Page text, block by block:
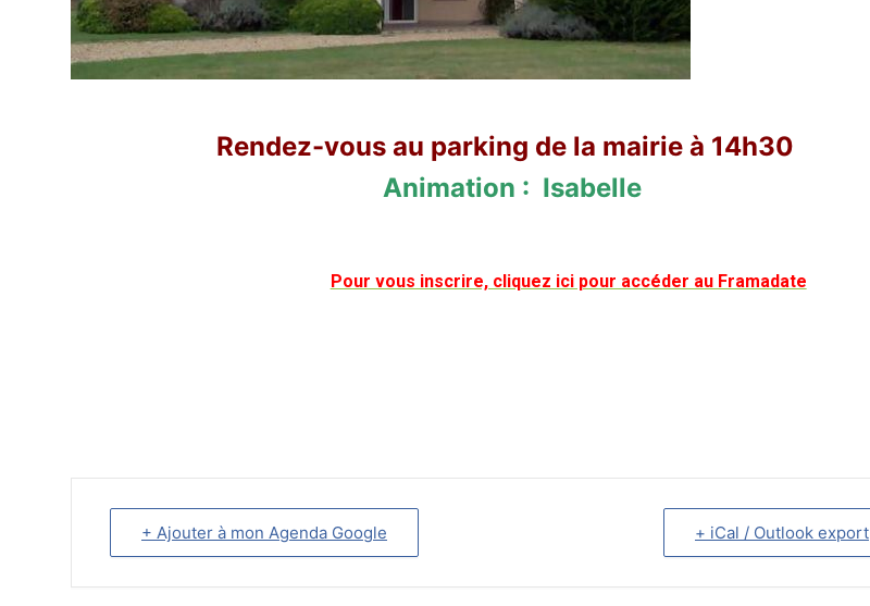
Rendez-vous au parking de la mairie à 14h30
Animation : Isabelle
Pour vous inscrire, cliquez ici pour accéder au Framadate
+ Ajouter à mon Agenda Google + iCal / Outlook export